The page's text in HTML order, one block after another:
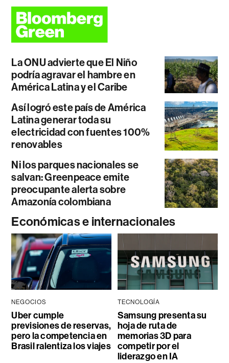
La ONU advierte que El Niño
podría agravar el hambre en
América Latina y el Caribe
Así logró este país de América
Latina generar toda su
electricidad con fuentes 100%
renovables
Ni los parques nacionales se
salvan: Greenpeace emite
preocupante alerta sobre
Amazonía colombiana
Económicas e internacionales
NEGOCIOS
Uber cumple
previsiones de reservas,
pero la competencia en
Brasil ralentiza los viajes
TECNOLOGÍA
Samsung presenta su
hoja de ruta de
memorias 3D para
competir por el
liderazgo en IA